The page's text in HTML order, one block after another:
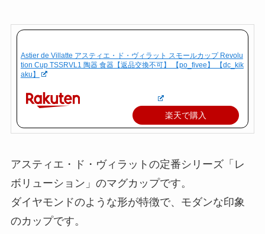
Astier de Villatte アスティエ・ド・ヴィラット スモールカップ Revolu
tion Cup TSSRVL1 陶器 食器【返品交換不可】 【po_fivee】 【dc_kik
aku】
楽天で購入
アスティエ・ド・ヴィラットの定番シリーズ「レ
ボリューション」のマグカップです。
ダイヤモンドのような形が特徴で、モダンな印象
のカップです。